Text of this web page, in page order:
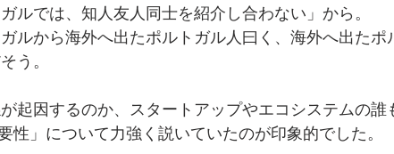
ルでは、知人友人同士を紹介し合わない」から。
ルから海外へ出たポルトガル人曰く、海外へ出たポ
う。
起因するのか、スタートアップやエコシステムの誰
性」について力強く説いていたのが印象的でした。